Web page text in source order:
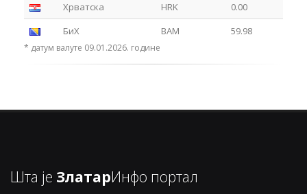
Хрватска
HRK
0.00
БиХ
BAM 59.98
* датум валуте 09.01.2026. године
Шта је ЗлатарИнфо портал